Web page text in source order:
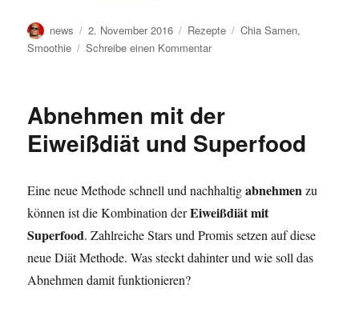
Autor
news
Veröffentlicht
am
2. November 2016 Kategorien
Rezepte Schlagwörter
Chia Samen,
Smoothie
Schreibe einen Kommentarzu
Chia
Abnehmen mit der
Eiweißdiät und Superfood
Eine neue Methode schnell und nachhaltigabnehmenzu
können ist die Kombination derEiweißdiät mit
Superfood. Zahlreiche Stars und Promis setzen auf diese
neue Diät Methode. Was steckt dahinter und wie soll das
Abnehmen damit funktionieren?